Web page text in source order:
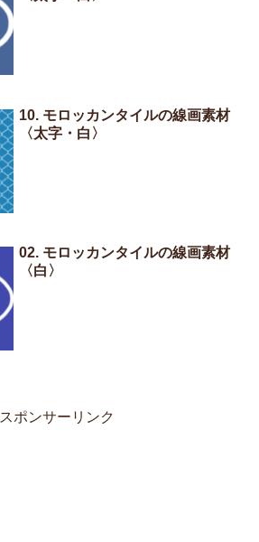
10. モロッカンタイルの線画素材
〈太字・白〉
02. モロッカンタイルの線画素材
〈白〉
スポンサーリンク